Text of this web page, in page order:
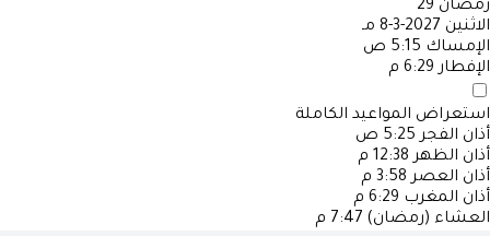
رمضان 29
الاثنين 2027-3-8 مـ
الإمساك 5:15 ص
الإفطار 6:29 م
استعراض المواعيد الكاملة
أذان الفجر 5:25 ص
أذان الظهر 12:38 م
أذان العصر 3:58 م
أذان المغرب 6:29 م
العشاء (رمضان) 7:47 م